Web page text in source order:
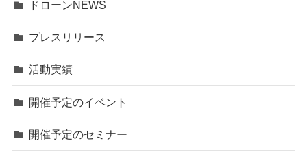
ドローンNEWS
プレスリリース
活動実績
開催予定のイベント
開催予定のセミナー